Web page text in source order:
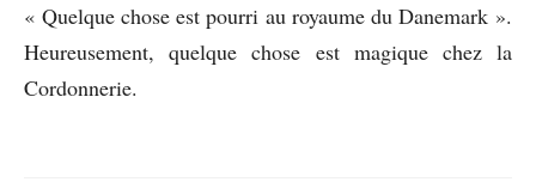
« Quelque chose est pourri au royaume du Danemark ».
Heureusement, quelque chose est magique chez la
Cordonnerie.